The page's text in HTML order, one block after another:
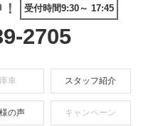
受付時間9:30～ 17:45
2705
車 スタッフ紹介
の声 キャンペーン